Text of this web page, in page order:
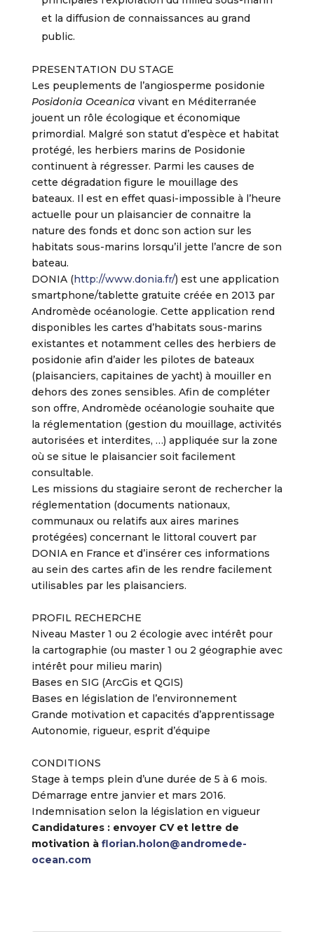
et la diffusion de connaissances au grand
public.
PRESENTATION DU STAGE
Les peuplements de l’angiosperme posidonie
Posidonia Oceanica vivant en Méditerranée
jouent un rôle écologique et économique
primordial. Malgré son statut d’espèce et habitat
protégé, les herbiers marins de Posidonie
continuent à régresser. Parmi les causes de
cette dégradation figure le mouillage des
bateaux. Il est en effet quasi-impossible à l’heure
actuelle pour un plaisancier de connaitre la
nature des fonds et donc son action sur les
habitats sous-marins lorsqu’il jette l’ancre de son
bateau.
DONIA (http://www.donia.fr/) est une application
smartphone/tablette gratuite créée en 2013 par
Andromède océanologie. Cette application rend
disponibles les cartes d’habitats sous-marins
existantes et notamment celles des herbiers de
posidonie afin d’aider les pilotes de bateaux
(plaisanciers, capitaines de yacht) à mouiller en
dehors des zones sensibles. Afin de compléter
son offre, Andromède océanologie souhaite que
la réglementation (gestion du mouillage, activités
autorisées et interdites, …) appliquée sur la zone
où se situe le plaisancier soit facilement
consultable.
Les missions du stagiaire seront de rechercher la
réglementation (documents nationaux,
communaux ou relatifs aux aires marines
protégées) concernant le littoral couvert par
DONIA en France et d’insérer ces informations
au sein des cartes afin de les rendre facilement
utilisables par les plaisanciers.
PROFIL RECHERCHE
Niveau Master 1 ou 2 écologie avec intérêt pour
la cartographie (ou master 1 ou 2 géographie avec
intérêt pour milieu marin)
Bases en SIG (ArcGis et QGIS)
Bases en législation de l’environnement
Grande motivation et capacités d’apprentissage
Autonomie, rigueur, esprit d’équipe
CONDITIONS
Stage à temps plein d’une durée de 5 à 6 mois.
Démarrage entre janvier et mars 2016.
Indemnisation selon la législation en vigueur
Candidatures : envoyer CV et lettre de
motivation à florian.holon@andromede-
ocean.com